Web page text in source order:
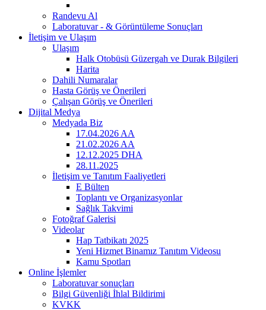
Randevu Al
Laboratuvar - & Görüntüleme Sonuçları
İletişim ve Ulaşım
Ulaşım
Halk Otobüsü Güzergah ve Durak Bilgileri
Harita
Dahili Numaralar
Hasta Görüş ve Önerileri
Çalışan Görüş ve Önerileri
Dijital Medya
Medyada Biz
17.04.2026 AA
21.02.2026 AA
12.12.2025 DHA
28.11.2025
İletişim ve Tanıtım Faaliyetleri
E Bülten
Toplantı ve Organizasyonlar
Sağlık Takvimi
Fotoğraf Galerisi
Videolar
Hap Tatbikatı 2025
Yeni Hizmet Binamız Tanıtım Videosu
Kamu Spotları
Online İşlemler
Laboratuvar sonuçları
Bilgi Güvenliği İhlal Bildirimi
KVKK